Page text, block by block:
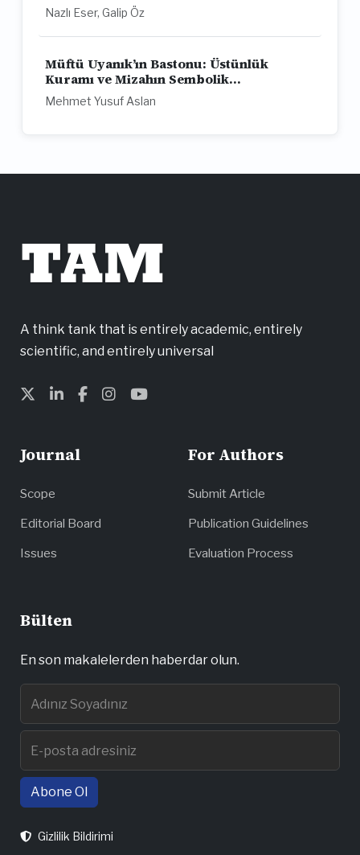
Nazlı Eser, Galip Öz
Müftü Uyanık’ın Bastonu: Üstünlük
Kuramı ve Mizahın Sembolik...
Mehmet Yusuf Aslan
TAM
A think tank that is entirely academic, entirely
scientific, and entirely universal
Journal
Scope
Editorial Board
Issues
For Authors
Submit Article
Publication Guidelines
Evaluation Process
Bülten
En son makalelerden haberdar olun.
Abone Ol
Gizlilik Bildirimi